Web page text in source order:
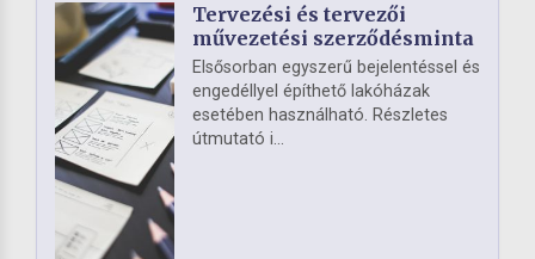
Tervezési és tervezői
művezetési szerződésminta
Elsősorban egyszerű bejelentéssel és
engedéllyel építhető lakóházak
esetében használható. Részletes
útmutató i...